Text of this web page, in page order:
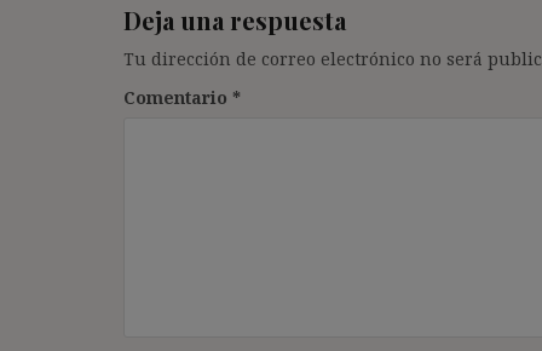
Deja una respuesta
Tu dirección de correo electrónico no será
Comentario *